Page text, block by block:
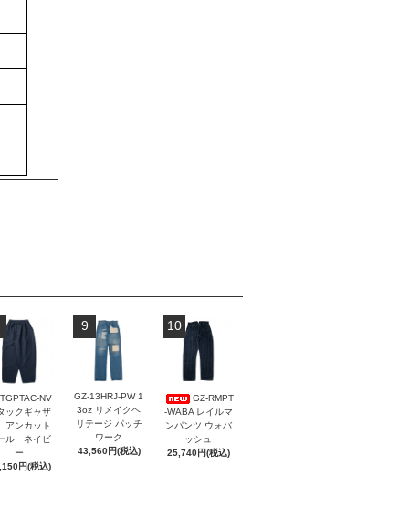
NV
ックギャザ
ンカット
ル ネイビ
ー
円(税込)
9
GZ-13HRJ-PW 1
3oz リメイクヘ
リテージ パッチ
ワーク
43,560円(税込)
10
GZ-RMPT
-WABA レイルマ
ンパンツ ウォバ
ッシュ
25,740円(税込)